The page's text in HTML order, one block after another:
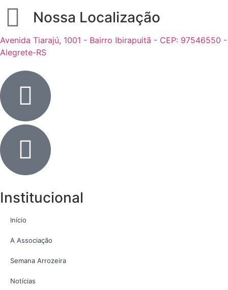
Nossa Localização
Avenida Tiarajú, 1001 - Bairro Ibirapuitã - CEP: 97546550 -
Alegrete-RS
Institucional
Início
A Associação
Semana Arrozeira
Notícias